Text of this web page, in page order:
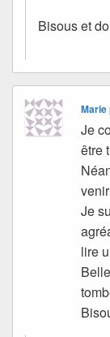
Bisous et
Marie
Je
être
Je
lire